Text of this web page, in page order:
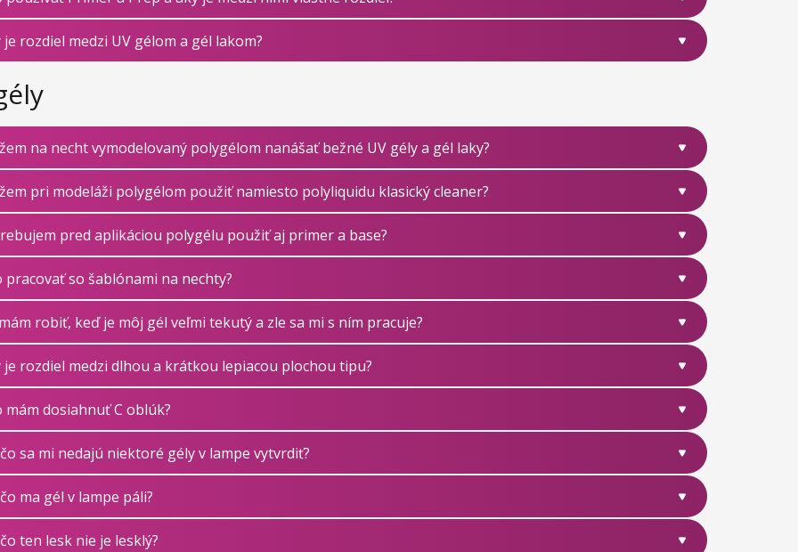
je rozdiel medzi UV gélom a gél lakom?
na necht vymodelovaný polygélom nanášať bežné UV gély a gél laky?
pri modeláži polygélom použiť namiesto polyliquidu klasický cleaner?
pred aplikáciou polygélu použiť aj primer a base?
pracovať so šablónami na nechty?
robiť, keď je môj gél veľmi tekutý a zle sa mi s ním pracuje?
je rozdiel medzi dlhou a krátkou lepiacou plochou tipu?
mám dosiahnuť C oblúk?
sa mi nedajú niektoré gély v lampe vytvrdiť?
ma gél v lampe páli?
ten lesk nie je lesklý?